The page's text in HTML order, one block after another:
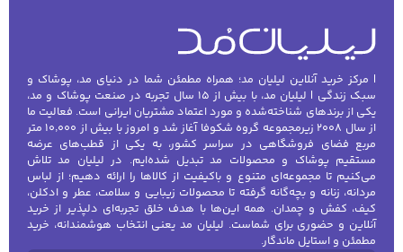
| مرکز خرید آنلاین لیلیان مد؛ همراه مطمئن شما در دنیای مد، پوشاک و
سبک زندگی | لیلیان مد، با بیش از ۱۵ سال تجربه در صنعت پوشاک و مد،
یکی از برندهای شناخته‌شده و مورد اعتماد مشتریان ایرانی است. فعالیت ما
از سال ۲۰۰۸ زیرمجموعه گروه شکوفا آغاز شد و امروز با بیش از ۱۰٬۰۰۰ متر
مربع فضای فروشگاهی در سراسر کشور، به یکی از قطب‌های عرضه
مستقیم پوشاک و محصولات مد تبدیل شده‌ایم. در لیلیان مد تلاش
می‌کنیم تا مجموعه‌ای متنوع و باکیفیت از کالاها را ارائه دهیم؛ از لباس
مردانه، زنانه و بچه‌گانه گرفته تا محصولات زیبایی و سلامت، عطر و ادکلن،
کیف، کفش و چمدان. همه این‌ها با هدف خلق تجربه‌ای دلپذیر از خرید
آنلاین و حضوری برای شماست. لیلیان مد یعنی انتخاب هوشمندانه، خرید
مطمئن و استایل ماندگار.